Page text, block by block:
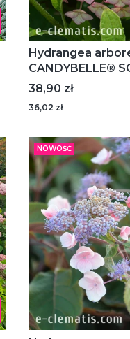
Hydrangea
CANDYBELLE® SORBET Hyso 22
PBR - hortensja
Cena
38,90 zł
36,02 zł
NOWOŚĆ